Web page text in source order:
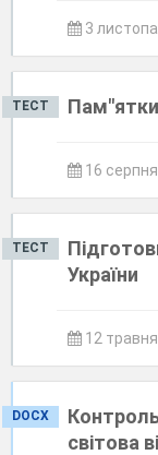
3
ТЕСТ
16
ТЕСТ
України
12
DOCX
світова